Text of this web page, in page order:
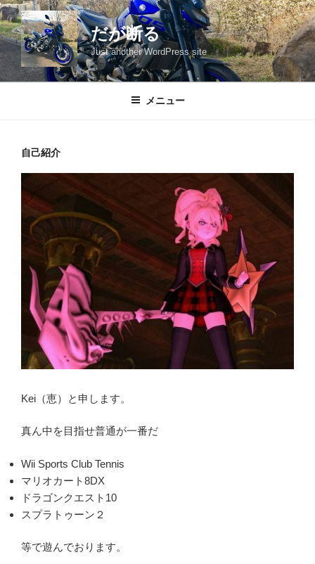
コ
ン
テ
ン
ツ
だが断る
Just another WordPress site
メニュー
自己紹介
Kei（恵）と申します。
真ん中を目指せ普通が一番だ
Wii Sports Club Tennis
マリオカート8DX
ドラゴンクエスト10
スプラトゥーン２
等で遊んでおります。